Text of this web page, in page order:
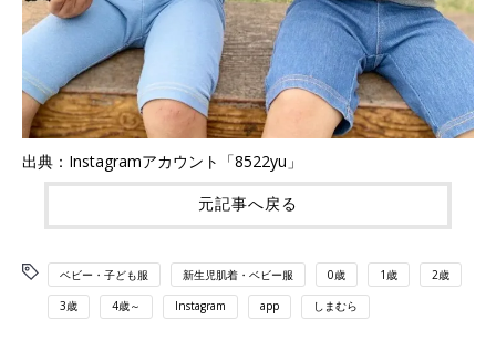
出典：Instagramアカウント「8522yu」
元記事へ戻る
ベビー・子ども服 新生児肌着・ベビー服 0歳 1歳 2歳
3歳 4歳～ Instagram app しまむら